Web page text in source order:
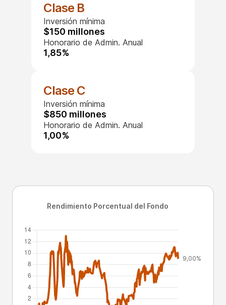
Clase B
Inversión mínima
$150 millones
Honorario de Admin. Anual
1,85%
Clase C
Inversión mínima
$850 millones
Honorario de Admin. Anual
1,00%